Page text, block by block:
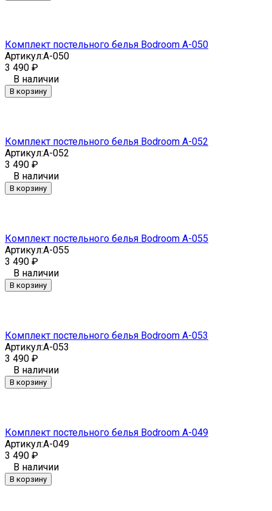
Комплект постельного белья Bodroom A-050
Артикул:A-050
3 490 ₽
В наличии
В корзину
Комплект постельного белья Bodroom A-052
Артикул:A-052
3 490 ₽
В наличии
В корзину
Комплект постельного белья Bodroom A-055
Артикул:A-055
3 490 ₽
В наличии
В корзину
Комплект постельного белья Bodroom A-053
Артикул:A-053
3 490 ₽
В наличии
В корзину
Комплект постельного белья Bodroom A-049
Артикул:A-049
3 490 ₽
В наличии
В корзину